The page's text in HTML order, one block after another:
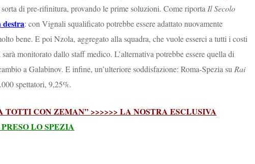
di pre-rifinitura, provando le prime soluzioni. Come riportaIl Secolo
destra: con Vignali squalificato potrebbe essere adattato nuovamente
bene. E poi Nzola, aggregato alla squadra, che vuole esserci a tutti i costi
monitorato dallo staff medico. L’alternativa potrebbe essere quella di
a Galabinov. E infine, un’ulteriore soddisfazione: Roma-Spezia suRai
spettatori, 9,25%.
TOTTI CON ZEMAN” >>>>>> LA NOSTRA ESCLUSIVA
LO SPEZIA